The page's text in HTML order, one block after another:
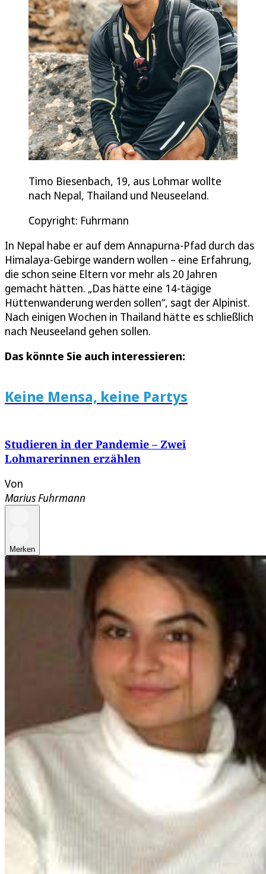
Timo Biesenbach, 19, aus Lohmar wollte
nach Nepal, Thailand und Neuseeland.
Copyright: Fuhrmann
In Nepal habe er auf dem Annapurna-Pfad durch das
Himalaya-Gebirge wandern wollen – eine Erfahrung,
die schon seine Eltern vor mehr als 20 Jahren
gemacht hätten. „Das hätte eine 14-tägige
Hüttenwanderung werden sollen“, sagt der Alpinist.
Nach einigen Wochen in Thailand hätte es schließlich
nach Neuseeland gehen sollen.
Das könnte Sie auch interessieren:
Keine Mensa, keine Partys
Studieren in der Pandemie – Zwei
Lohmarerinnen erzählen
Von
Marius Fuhrmann
Merken